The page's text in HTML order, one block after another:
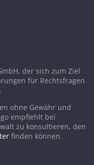
der sich zum Ziel
für Rechtsfragen
ohne Gewähr und
empfiehlt bei
zu konsultieren, den
finden können.